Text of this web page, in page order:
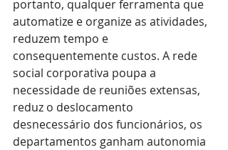
portanto, qualquer ferramenta que
automatize e organize as atividades,
reduzem tempo e
consequentemente custos. A rede
social corporativa poupa a
necessidade de reuniões extensas,
reduz o deslocamento
desnecessário dos funcionários, os
departamentos ganham autonomia